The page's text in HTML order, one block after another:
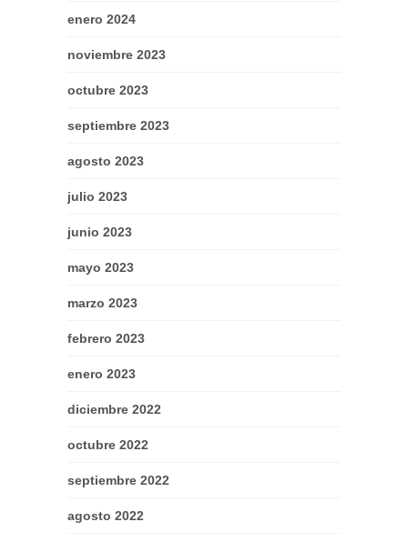
enero 2024
noviembre 2023
octubre 2023
septiembre 2023
agosto 2023
julio 2023
junio 2023
mayo 2023
marzo 2023
febrero 2023
enero 2023
diciembre 2022
octubre 2022
septiembre 2022
agosto 2022